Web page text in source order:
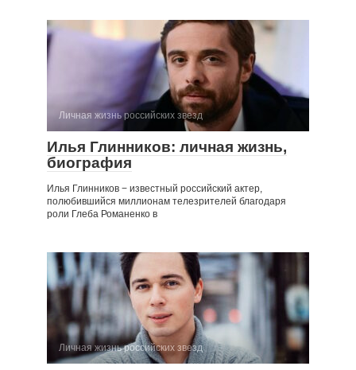
Личная жизнь российских звезд
Илья Глинников: личная жизнь,
биография
Илья Глинников − известный российский актер,
полюбившийся миллионам телезрителей благодаря
роли Глеба Романенко в
Личная жизнь российских звезд